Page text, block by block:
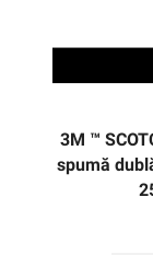
3M ™
spumă